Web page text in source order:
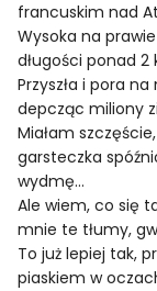
francuskim nad
Wysoka na
długości ponad 2
Przyszła i pora
depcząc miliony
Miałam
garsteczka
wydmę…
Ale wiem, co się
mnie te tłumy,
To już lepiej tak,
piaskiem w